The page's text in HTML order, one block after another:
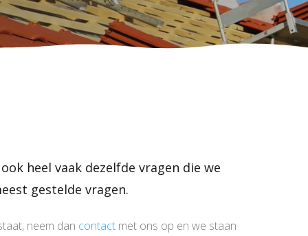
heel vaak dezelfde vragen die we
gestelde vragen.
neem dan contact met ons op en we staan